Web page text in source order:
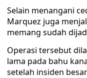
Selain menangani
Marquez juga
memang sudah
Operasi tersebut
lama pada bahu
setelah insiden